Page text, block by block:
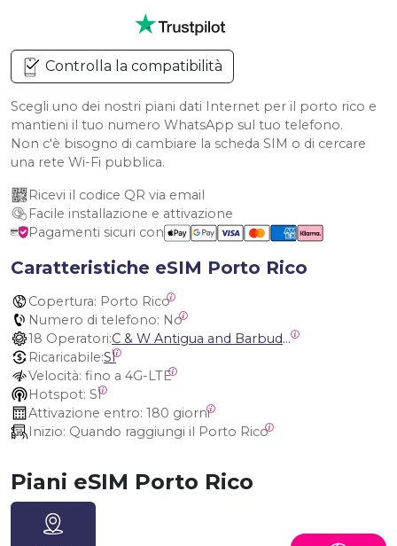
Controlla la compatibilità
Scegli uno dei nostri piani dati Internet per il porto rico e
mantieni il tuo numero WhatsApp sul tuo telefono.
Non c'è bisogno di cambiare la scheda SIM o di cercare
una rete Wi-Fi pubblica.
Ricevi il codice QR via email
Facile installazione e attivazione
Pagamenti sicuri con
Caratteristiche eSIM Porto Rico
Copertura: Porto Rico
Numero di telefono: No
18 Operatori:
C & W Antigua and Barbuda, Cable and Wireless Anguilla, Cable & Wireless - LIME, Setel Netherlands Antilles, BTC Bahamas, C&W (Flow), Claro, Bouygues/DigiCel, Dauphin, Free, Cable & Wireless Jamaica, Cable & Wireless Saint Kitts and Nevis, Cable & Wireless Saint Lucia, Cable & Wireless Montserrat, Liberty, Telephone Company Puerto Rico , Cable & Wireless, C & W Saint Vincent and Grenadines
Ricaricabile:SÌ
Velocità: fino a 4G-LTE
Hotspot: SÌ
Attivazione entro: 180 giorni
Inizio: Quando raggiungi il Porto Rico
Piani eSIM Porto Rico